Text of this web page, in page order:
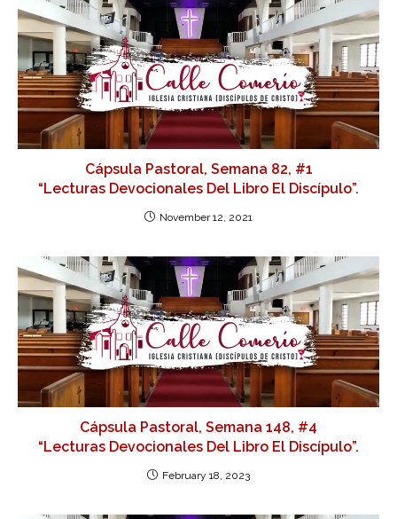
Cápsula Pastoral, Semana 82, #1
“Lecturas Devocionales Del Libro El Discípulo”.
November 12, 2021
Cápsula Pastoral, Semana 148, #4
“Lecturas Devocionales Del Libro El Discípulo”.
February 18, 2023